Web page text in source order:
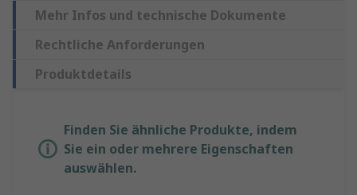
Mehr Infos und technische Dokumente
Rechtliche Anforderungen
Produktdetails
Finden Sie ähnliche Produkte, indem
Sie ein oder mehrere Eigenschaften
auswählen.